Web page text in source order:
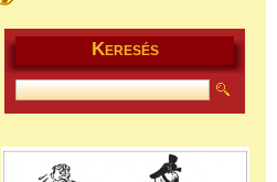
KERESÉS